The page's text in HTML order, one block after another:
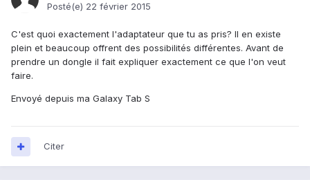
Posté(e) 22 février 2015
C'est quoi exactement l'adaptateur que tu as pris? Il en existe
plein et beaucoup offrent des possibilités différentes. Avant de
prendre un dongle il fait expliquer exactement ce que l'on veut
faire.
Envoyé depuis ma Galaxy Tab S
Citer